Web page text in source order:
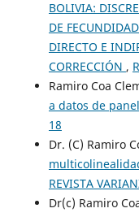
BOLIVIA:
DE
DIRECTO E
CORRECCIÓN ,
Ramiro Coa
a datos de panel
18
Dr. (C) Ramiro
REVISTA
Dr(c) Ramiro